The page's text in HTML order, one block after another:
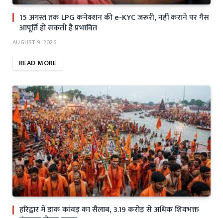
15 अगस्त तक LPG कनेक्शन की e-KYC जरूरी, नहीं कराने पर गैस
आपूर्ति हो सकती है प्रभावित
AUGUST 9, 2026
READ MORE
हरिद्वार में डाक कांवड़ का सैलाब, 3.19 करोड़ से अधिक शिवभक्त